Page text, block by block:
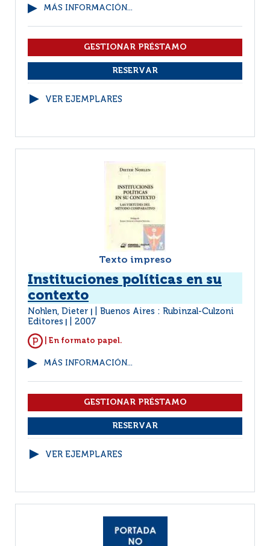
MÁS INFORMACIÓN...
VER EJEMPLARES
Texto impreso
Instituciones políticas en su
contexto
Nohlen, Dieter
Buenos Aires : Rubinzal-Culzoni
Editores
2007
| En formato papel.
MÁS INFORMACIÓN...
VER EJEMPLARES